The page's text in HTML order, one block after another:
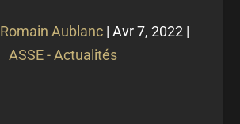
Romain Aublanc| Avr 7, 2022|
ASSE - Actualités